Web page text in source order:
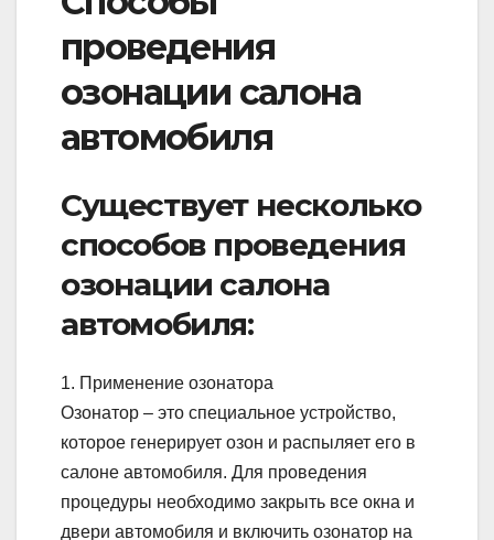
проведения
озонации салона
автомобиля
Существует несколько
способов проведения
озонации салона
автомобиля:
1. Применение озонатора
Озонатор – это специальное устройство,
которое генерирует озон и распыляет его в
салоне автомобиля. Для проведения
процедуры необходимо закрыть все окна и
двери автомобиля и включить озонатор на